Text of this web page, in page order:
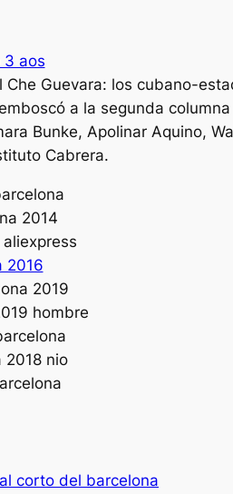
Guevara: los cubano-
a la segunda
Bunke, Apolinar Aquino,
Cabrera.
corto del barcelona